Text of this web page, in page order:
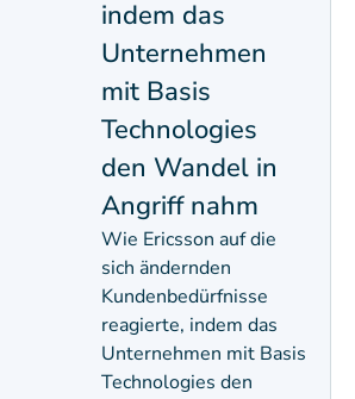
indem das
Unternehmen
mit Basis
Technologies
den Wandel in
Angriff nahm
Wie Ericsson auf die
sich ändernden
Kundenbedürfnisse
reagierte, indem das
Unternehmen mit Basis
Technologies den